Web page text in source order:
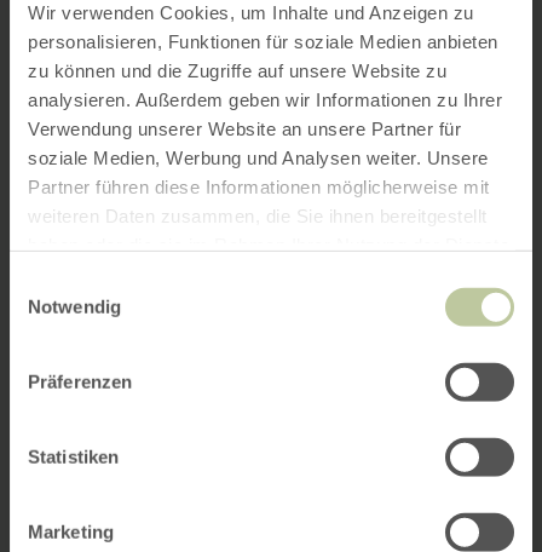
Wir verwenden Cookies, um Inhalte und Anzeigen zu
personalisieren, Funktionen für soziale Medien anbieten
zu können und die Zugriffe auf unsere Website zu
analysieren. Außerdem geben wir Informationen zu Ihrer
Verwendung unserer Website an unsere Partner für
soziale Medien, Werbung und Analysen weiter. Unsere
Partner führen diese Informationen möglicherweise mit
weiteren Daten zusammen, die Sie ihnen bereitgestellt
Notwendig
Präferenzen
Statistiken
Marketing